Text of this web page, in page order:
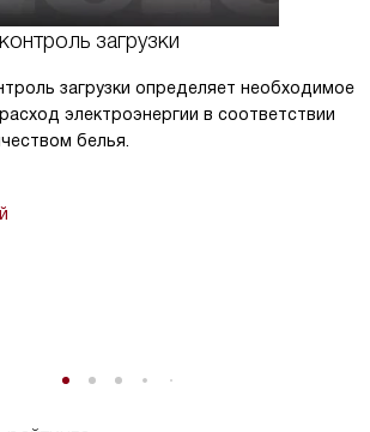
загрузки
загрузки определяет необходимое
электроэнергии в соответствии
белья.